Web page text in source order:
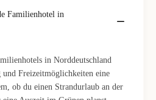
Familienhotel in
in Norddeutschland
und Freizeitmöglichkeiten eine
ob du einen Strandurlaub an der